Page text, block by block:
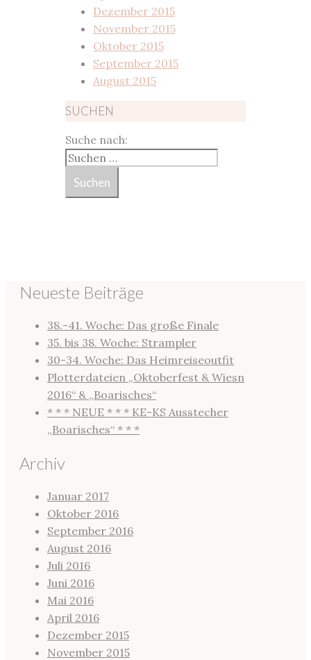
Dezember 2015
November 2015
Oktober 2015
September 2015
August 2015
SUCHEN
Suche nach:
Neueste Beiträge
38.-41. Woche: Das große Finale
35. bis 38. Woche: Strampler
30-34. Woche: Das Heimreiseoutfit
Plotterdateien „Oktoberfest & Wiesn
2016“ & „Boarisches“
* * * NEUE * * * KE-KS Ausstecher
„Boarisches“ * * *
Archiv
Januar 2017
Oktober 2016
September 2016
August 2016
Juli 2016
Juni 2016
Mai 2016
April 2016
Dezember 2015
November 2015